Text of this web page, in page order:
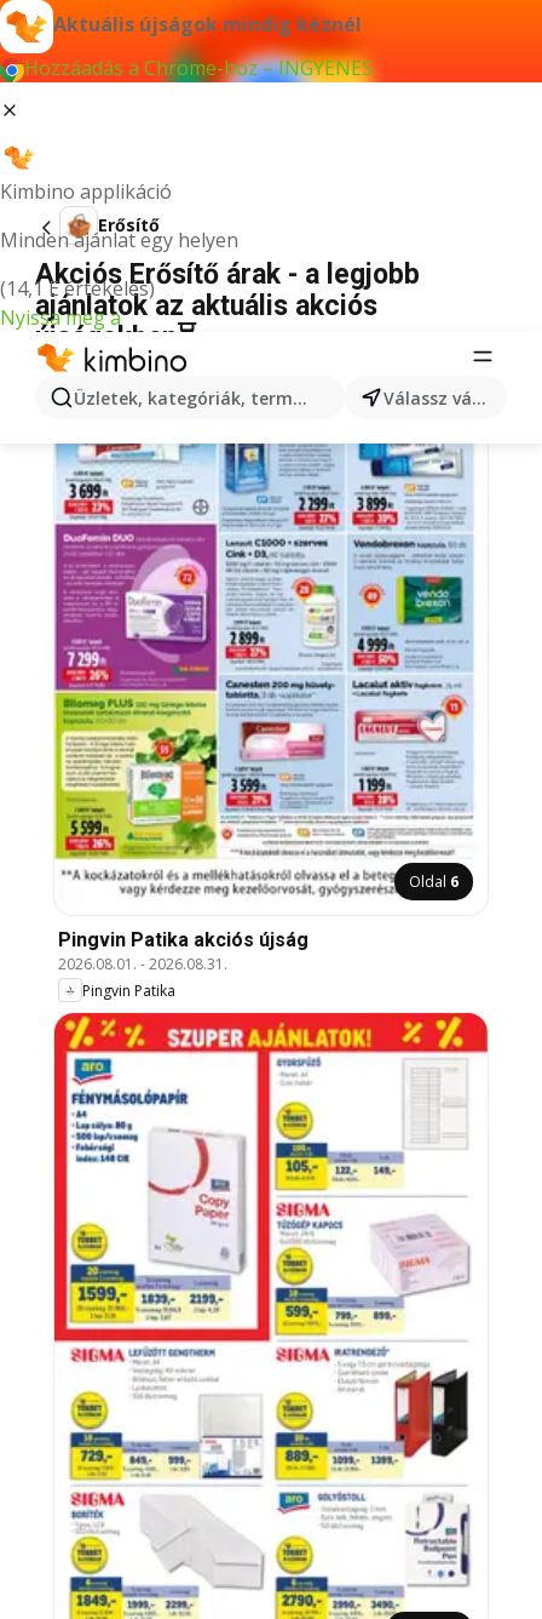
Aktuális újságok mindig kéznél
Hozzáadás a Chrome-hoz – INGYENES
Kimbino applikáció
Minden ajánlat egy helyen
(14,1 E értékelés)
Nyissa meg a
Üzletek, kategóriák, termékek keresése... Válassz várost
Erősítő
Akciós Erősítő árak - a legjobb
ajánlatok az aktuális akciós
újságokban⏳
Oldal 6
Pingvin Patika akciós újság
2026.08.01. -2026.08.31.
Pingvin Patika